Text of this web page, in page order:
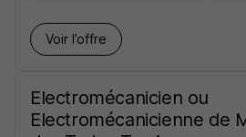
Voir l’offre
Electromécanicien ou
Electromécanicienne de